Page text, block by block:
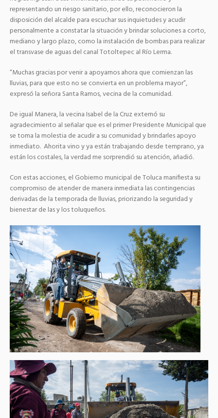
representando un riesgo sanitario, por ello, reconocieron la
disposición del alcalde para escuchar sus inquietudes y acudir
personalmente a constatar la situación y brindar soluciones a corto,
mediano y largo plazo, como la instalación de bombas para realizar
el transvase de aguas del canal Totoltepec al Río Lerma.
“Muchas gracias por venir a apoyarnos ahora que comienzan las
lluvias, para que esto no se convierta en un problema mayor”,
expresó la señora Santa Ramos, vecina de la comunidad.
De igual Manera, la vecina Isabel de la Cruz externó su
agradecimiento al señalar que es el primer Presidente Municipal que
se toma la molestia de acudir a su comunidad y brindarles apoyo
inmediato. Ahorita vino y ya están trabajando desde temprano, ya
están los costales, la verdad me sorprendió su atención, añadió.
Con estas acciones, el Gobierno municipal de Toluca manifiesta su
compromiso de atender de manera inmediata las contingencias
derivadas de la temporada de lluvias, priorizando la seguridad y
bienestar de las y los toluqueños.